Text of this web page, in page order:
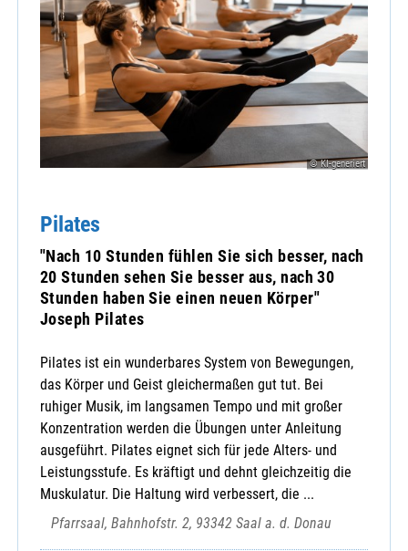
© KI-generiert
Pilates
"Nach 10 Stunden fühlen Sie sich besser, nach
20 Stunden sehen Sie besser aus, nach 30
Stunden haben Sie einen neuen Körper"
Joseph Pilates
Pilates ist ein wunderbares System von Bewegungen,
das Körper und Geist gleichermaßen gut tut. Bei
ruhiger Musik, im langsamen Tempo und mit großer
Konzentration werden die Übungen unter Anleitung
ausgeführt. Pilates eignet sich für jede Alters- und
Leistungsstufe. Es kräftigt und dehnt gleichzeitig die
Muskulatur. Die Haltung wird verbessert, die ...
Pfarrsaal, Bahnhofstr. 2, 93342 Saal a. d. Donau